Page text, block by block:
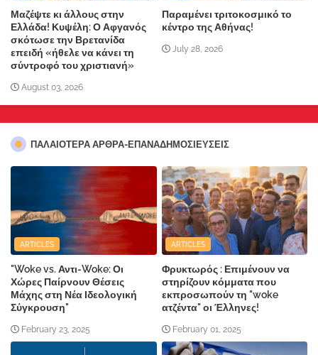
Μαζέψτε κι άλλους στην
Ελλάδα! Κυψέλη: Ο Αφγανός
σκότωσε την Βρετανίδα
επειδή «ήθελε να κάνει τη
σύντροφό του χριστιανή»
August 03, 2026
Παραμένει τριτοκοσμικό το
κέντρο της Αθήνας!
July 28, 2026
ΠΑΛΑΙΟΤΕΡΑ ΑΡΘΡΑ-ΕΠΑΝΑΔΗΜΟΣΙΕΥΣΕΙΣ
ARTICLES
"Woke vs. Αντι-Woke: Οι
Χώρες Παίρνουν Θέσεις
Μάχης στη Νέα Ιδεολογική
Σύγκρουση"
February 23, 2025
ARTICLES
Φρυκτωρός : Επιμένουν να
στηρίζουν κόμματα που
εκπροσωπούν τη "woke
ατζέντα" οι Έλληνες!
February 01, 2025